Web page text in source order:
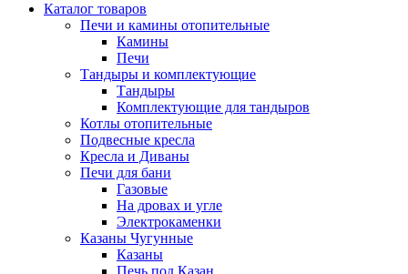
Каталог товаров
Печи и камины отопительные
Камины
Печи
Тандыры и комплектующие
Тандыры
Комплектующие для тандыров
Котлы отопительные
Подвесные кресла
Кресла и Диваны
Печи для бани
Газовые
На дровах и угле
Электрокаменки
Казаны Чугунные
Казаны
Печь под Казан